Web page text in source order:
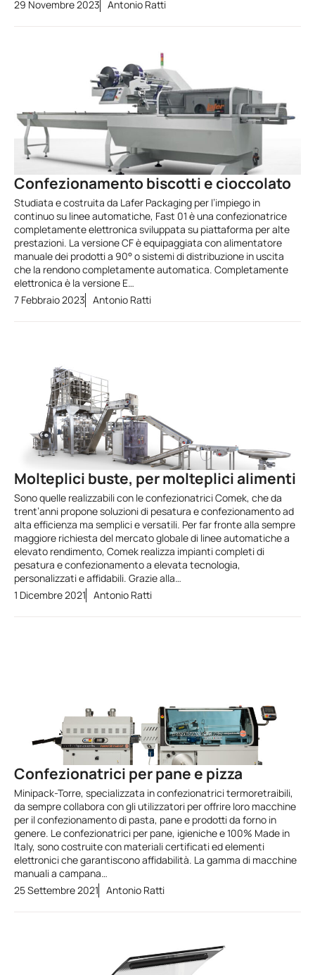
29 Novembre 2023 Antonio Ratti
Confezionamento biscotti e cioccolato
Studiata e costruita da Lafer Packaging per l’impiego in
continuo su linee automatiche, Fast 01 è una confezionatrice
completamente elettronica sviluppata su piattaforma per alte
prestazioni. La versione CF è equipaggiata con alimentatore
manuale dei prodotti a 90° o sistemi di distribuzione in uscita
che la rendono completamente automatica. Completamente
elettronica è la versione E…
7 Febbraio 2023
Antonio Ratti
Molteplici buste, per molteplici alimenti
Sono quelle realizzabili con le confezionatrici Comek, che da
trent’anni propone soluzioni di pesatura e confezionamento ad
alta efficienza ma semplici e versatili. Per far fronte alla sempre
maggiore richiesta del mercato globale di linee automatiche a
elevato rendimento, Comek realizza impianti completi di
pesatura e confezionamento a elevata tecnologia,
personalizzati e affidabili. Grazie alla…
1 Dicembre 2021
Antonio Ratti
Confezionatrici per pane e pizza
Minipack-Torre, specializzata in confezionatrici termoretraibili,
da sempre collabora con gli utilizzatori per offrire loro macchine
per il confezionamento di pasta, pane e prodotti da forno in
genere. Le confezionatrici per pane, igieniche e 100% Made in
Italy, sono costruite con materiali certificati ed elementi
elettronici che garantiscono affidabilità. La gamma di macchine
manuali a campana…
25 Settembre 2021
Antonio Ratti